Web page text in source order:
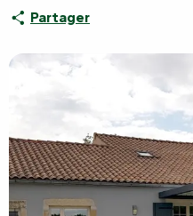
Partager